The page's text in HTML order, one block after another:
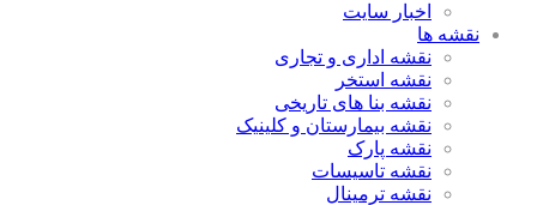
اخبار سایت
نقشه ها
نقشه اداری و تجاری
نقشه استخر
نقشه بنا های تاریخی
نقشه بیمارستان و کلینیک
نقشه پارک
نقشه تاسیسات
نقشه ترمینال